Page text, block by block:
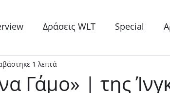
Δράσεις WLT Special
Κοινωνικό
Γάμο» | της
1 λεπτά